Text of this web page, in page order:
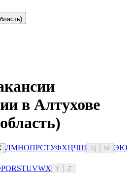
в Алтухове
ЛМНОПРСТУФХЦЧШ Ы ЭЮ
PQRSTUVWX Y Z